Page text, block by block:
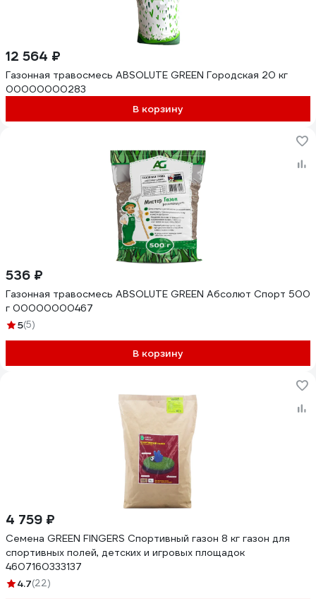
12 564 ₽
Газонная травосмесь ABSOLUTE GREEN Городская 20 кг
00000000283
В корзину
536 ₽
Газонная травосмесь ABSOLUTE GREEN Абсолют Спорт 500
г 00000000467
5(5)
В корзину
4 759 ₽
Семена GREEN FINGERS Спортивный газон 8 кг газон для
спортивных полей, детских и игровых площадок
4607160333137
4.7(22)